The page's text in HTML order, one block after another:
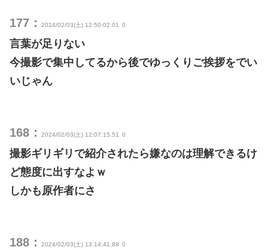
177： 2024/02/03(土) 12:50:02.01 0
言葉が足りない
今撮影で集中してるから後でゆっくりご挨拶をでい
いじゃん
168： 2024/02/03(土) 12:07:15.51 0
撮影ギリギリで紹介されたら嫌なのは理解できるけ
ど態度に出すなよｗ
しかも原作者にさ
188： 2024/02/03(土) 13:14:41.89 0